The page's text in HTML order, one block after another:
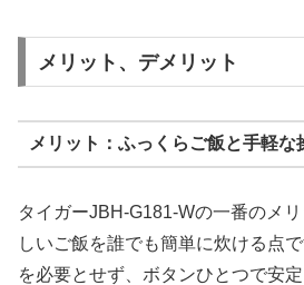
メリット、デメリット
メリット：ふっくらご飯と手軽な
タイガーJBH-G181-Wの一番のメ
しいご飯を誰でも簡単に炊ける点
を必要とせず、ボタンひとつで安